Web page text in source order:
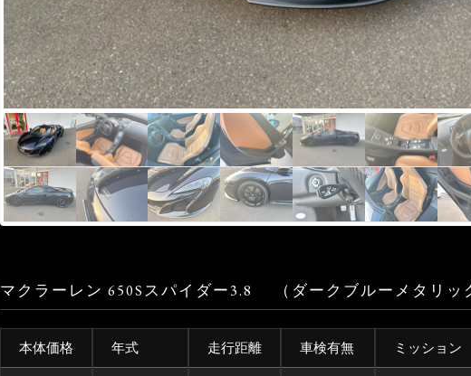
マクラーレン 650Sスパイダー3.8 （ダークブルーメタリッ
本体価格 年式 走行距離 車検有無 ミッション